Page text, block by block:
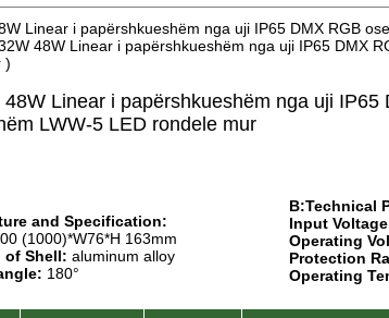
Linear i papërshkueshëm nga uji IP65 DMX RGB
48W Linear i papërshkueshëm nga uji IP65 DMX
)
Linear i papërshkueshëm nga uji IP65
LWW-5 LED rondele mur
and Specification:
(1000)*W76*H 163mm
of Shell: aluminum alloy
180°
B:Technical
Input
Operating
Protection
Operating